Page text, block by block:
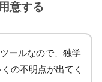
意する
ールなので、独学
の不明点が出てく